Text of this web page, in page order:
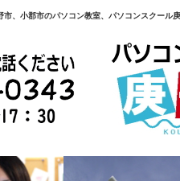
市、小郡市のパソコン教室、パソコンスクール